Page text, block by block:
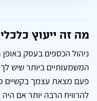
מה זה ייעוץ
ניהול הכספים בעסק
המשמעותיים ביותר שיש
פעם מצאת עצמך בקשיים
להרוויח הרבה יותר אם